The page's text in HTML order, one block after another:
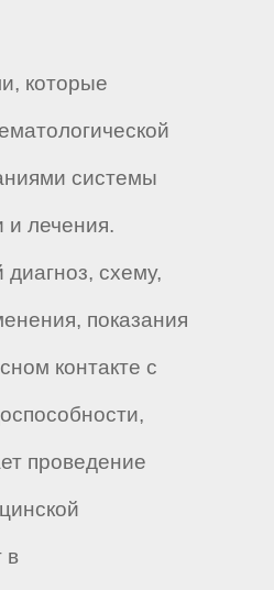
которые
системы
и лечения.
схему,
показания
контакте с
проведение
в